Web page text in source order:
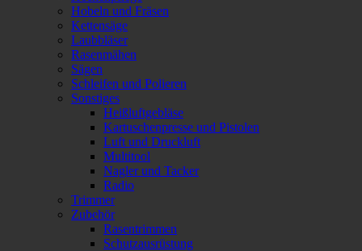
Hobeln und Fräsen
Kettensäge
Laubbläser
Rasenmähen
Sägen
Schleifen und Polieren
Sonstiges
Heißluftgebläse
Kartuschenpresse und Pistolen
Luft und Druckluft
Multitool
Nagler und Tacker
Radio
Trimmer
Zubehör
Rasentrimmen
Schutzausrüstung